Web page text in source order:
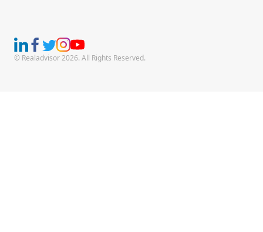
© Realadvisor 2026. All Rights Reserved.